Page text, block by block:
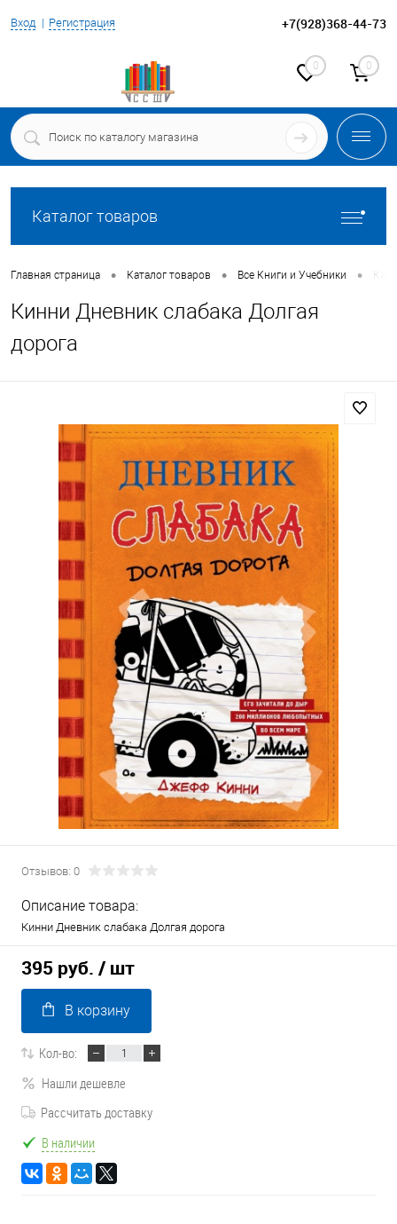
Вход Регистрация +7(928)368-44-73
0 0
Каталог товаров
Главная страница • Каталог товаров • Все Книги и Учебники •
Кинни Дневник слабака Долгая
дорога
Отзывов: 0
Описание товара:
Кинни Дневник слабака Долгая дорога
395 руб. / шт
В корзину
Кол-во:
Нашли дешевле
Рассчитать доставку
В наличии